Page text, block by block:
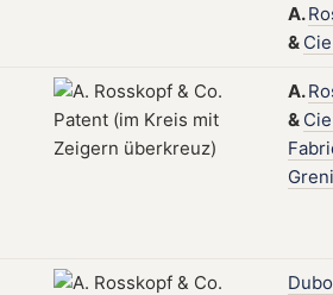
A.
&
A.
&